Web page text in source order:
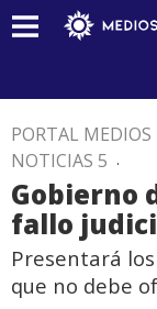
PORTAL MEDIOS
NOTICIAS 5 .
Gobierno
fallo
Presentará
que no debe